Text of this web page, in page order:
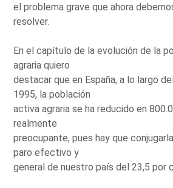
el problema grave que ahora
resolver.
En el capítulo de la evolución de la
agraria quiero
destacar que en España, a lo largo
1995, la población
activa agraria se ha reducido en
realmente
preocupante, pues hay que
paro efectivo y
general de nuestro país del 23,5 por